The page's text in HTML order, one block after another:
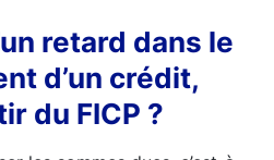
retard dans le
d’un crédit,
du FICP ?